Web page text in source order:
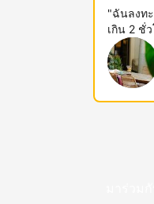
"ฉันลงท
เกิน 2 ชั่
มาร่วม